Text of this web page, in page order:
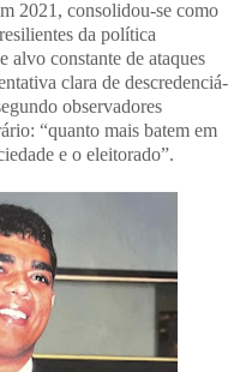
2021, consolidou-se como
da política
alvo constante de ataques
clara de descredenciá-
observadores
“quanto mais batem em
e o eleitorado”.